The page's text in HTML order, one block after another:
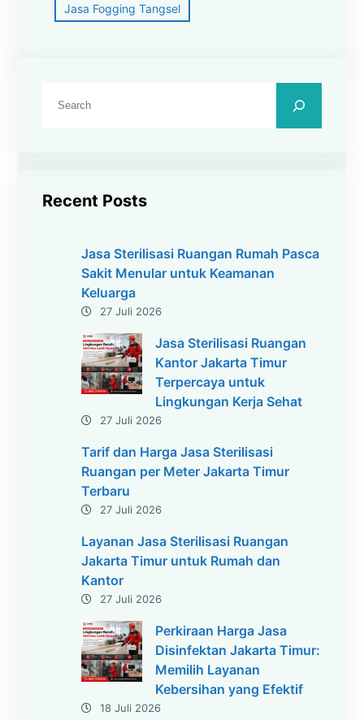
Jasa Fogging Tangsel
Recent Posts
Jasa Sterilisasi Ruangan Rumah Pasca
Sakit Menular untuk Keamanan
Keluarga
27 Juli 2026
Jasa Sterilisasi Ruangan
Kantor Jakarta Timur
Terpercaya untuk
Lingkungan Kerja Sehat
27 Juli 2026
Tarif dan Harga Jasa Sterilisasi
Ruangan per Meter Jakarta Timur
Terbaru
27 Juli 2026
Layanan Jasa Sterilisasi Ruangan
Jakarta Timur untuk Rumah dan
Kantor
27 Juli 2026
Perkiraan Harga Jasa
Disinfektan Jakarta Timur:
Memilih Layanan
Kebersihan yang Efektif
18 Juli 2026